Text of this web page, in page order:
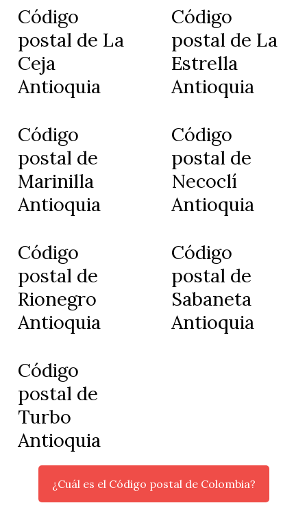
Código
postal de La
Ceja
Antioquia
Código
postal de La
Estrella
Antioquia
Código
postal de
Marinilla
Antioquia
Código
postal de
Necoclí
Antioquia
Código
postal de
Rionegro
Antioquia
Código
postal de
Sabaneta
Antioquia
Código
postal de
Turbo
Antioquia
¿Cuál es el Código postal de Colombia?